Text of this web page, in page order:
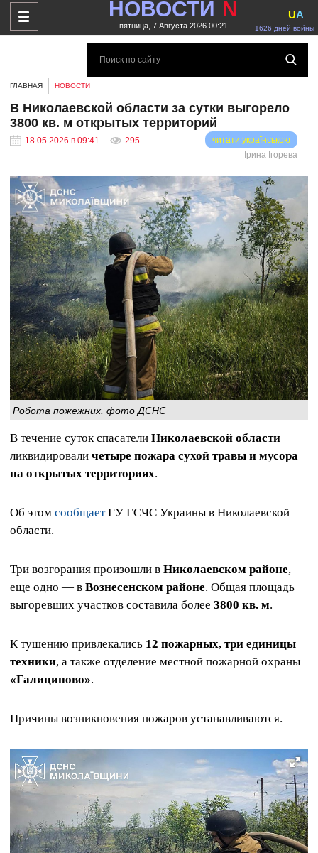
НОВОСТИ N
пятница, 7 Августа 2026 00:21 1626 дней войны
UA
ГЛАВНАЯ НОВОСТИ
В Николаевской области за сутки выгорело
3800 кв. м открытых территорий
18.05.2026 в 09:41 295
читати українською
Ірина Ігорева
Робота пожежних, фото ДСНС
В течение суток спасатели Николаевской области
ликвидировали четыре пожара сухой травы и мусора
на открытых территориях.
Об этом сообщаетГУ ГСЧС Украины в Николаевской
области.
Три возгорания произошли в Николаевском районе,
еще одно — в Вознесенском районе. Общая площадь
выгоревших участков составила более 3800 кв. м.
К тушению привлекались 12 пожарных, три единицы
техники, а также отделение местной пожарной охраны
«Галициново».
Причины возникновения пожаров устанавливаются.